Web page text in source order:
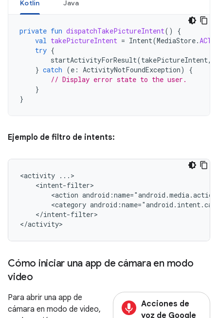
Kotlin Java
private fun dispatchTakePictureIntent()
{
val takePictureIntent = Intent(MediaStore.
try {
startActivityForResult(takePictureIntent,
} catch (e : ActivityNotFoundException)
{
// Display error state to the user.
}
}
Ejemplo de filtro de intents:
<activity
<action
<category
</intent-filter>
</activity>
Cómo iniciar una app de cámara en modo
video
Acciones de
voz de Google
Para abrir una app de
cámara en modo de video,